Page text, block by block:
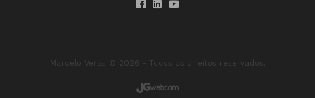
Marcelo Veras © 2026 - Todos os direitos reservados.